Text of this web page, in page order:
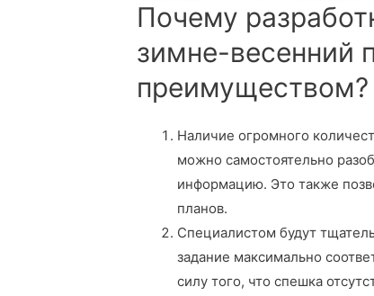
Почему
зимне-весенний
преимуществом?
Наличие огромного
можно самостоятельно
информацию. Это также
планов.
Специалистом будут
задание максимально
силу того, что спешка